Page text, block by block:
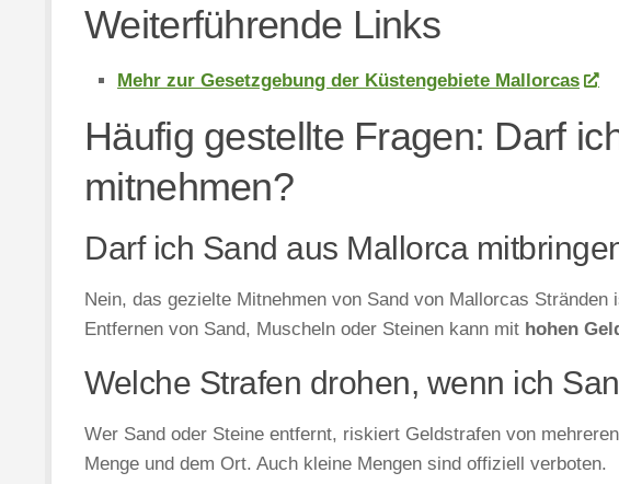
Weiterführende Links
Mehr zur Gesetzgebung der Küstengebiete Mallorcas
Häufig gestellte Fragen: Darf
mitnehmen?
Darf ich Sand aus Mallorca
Nein, das gezielte Mitnehmen von Sand von Mallorcas Stränden
Entfernen von Sand, Muscheln oder Steinen kann mit hohen
Welche Strafen drohen, wenn ich
Wer Sand oder Steine entfernt, riskiert Geldstrafen von
Menge und dem Ort. Auch kleine Mengen sind offiziell verboten.